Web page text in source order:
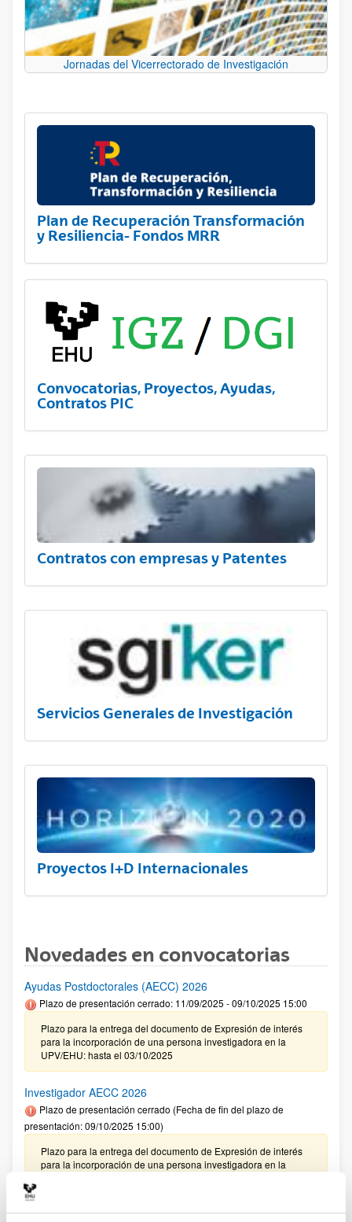
Jornadas del Vicerrectorado de Investigación
Plan de Recuperación Transformación
y Resiliencia- Fondos MRR
Convocatorias, Proyectos, Ayudas,
Contratos PIC
Contratos con empresas y Patentes
Servicios Generales de Investigación
Proyectos I+D Internacionales
Novedades en convocatorias
Ayudas Postdoctorales (AECC) 2026
Plazo de presentación cerrado: 11/09/2025 - 09/10/2025 15:00
Plazo para la entrega del documento de Expresión de interés
para la incorporación de una persona investigadora en la
UPV/EHU: hasta el 03/10/2025
Investigador AECC 2026
Plazo de presentación cerrado (Fecha de fin del plazo de
presentación: 09/10/2025 15:00)
Plazo para la entrega del documento de Expresión de interés
para la incorporación de una persona investigadora en la
CONVOCATORIA 2025- I EXTRAORDINARIA PARA LA